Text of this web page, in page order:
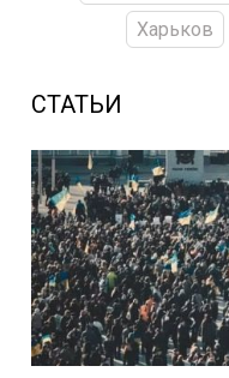
Харьков
СТАТЬИ